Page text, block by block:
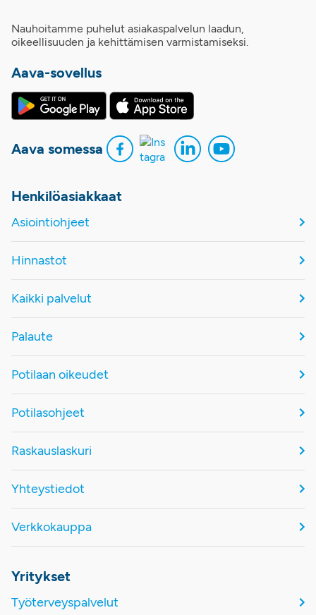
Nauhoitamme puhelut asiakaspalvelun laadun,
oikeellisuuden ja kehittämisen varmistamiseksi.
Aava-sovellus
Aava somessa
Henkilöasiakkaat
Asiointiohjeet
Hinnastot
Kaikki palvelut
Palaute
Potilaan oikeudet
Potilasohjeet
Raskauslaskuri
Yhteystiedot
Verkkokauppa
Yritykset
Työterveyspalvelut